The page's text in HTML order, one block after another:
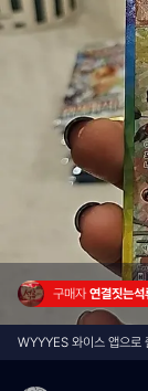
구매자 연결짓는
WYYYES 와이스 앱으로